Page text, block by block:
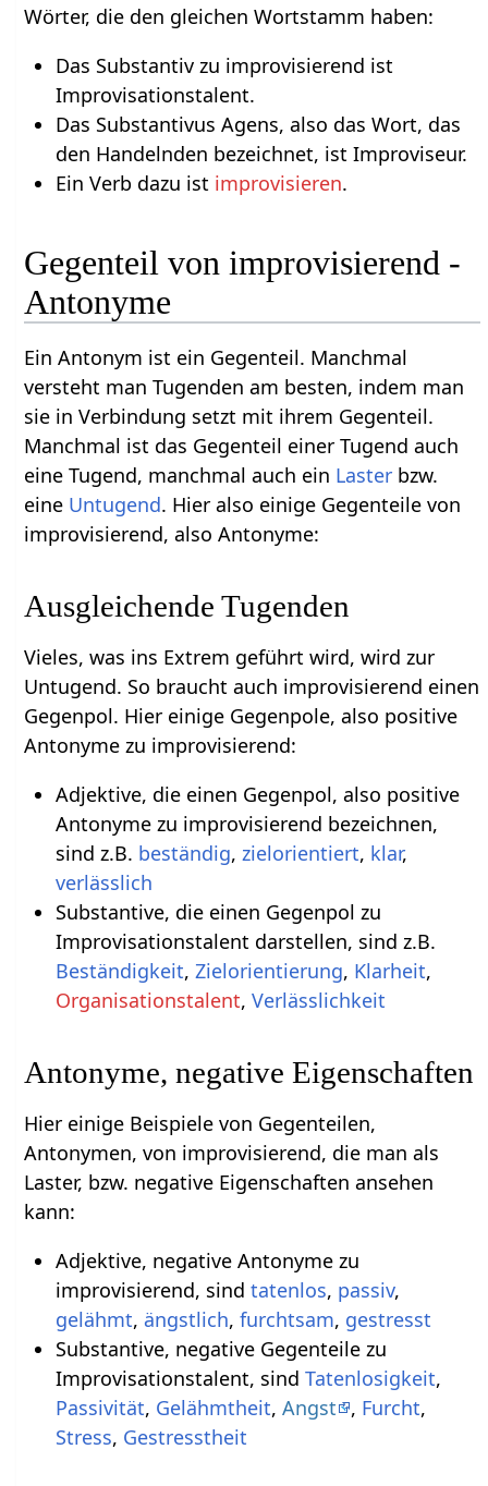
Wörter, die den gleichen Wortstamm haben:
Das Substantiv zu improvisierend ist
Improvisationstalent.
Das Substantivus Agens, also das Wort, das
den Handelnden bezeichnet, ist Improviseur.
Ein Verb dazu ist improvisieren.
Gegenteil von improvisierend -
Antonyme
Ein Antonym ist ein Gegenteil. Manchmal
versteht man Tugenden am besten, indem man
sie in Verbindung setzt mit ihrem Gegenteil.
Manchmal ist das Gegenteil einer Tugend auch
eine Tugend, manchmal auch ein Laster bzw.
eine Untugend. Hier also einige Gegenteile von
improvisierend, also Antonyme:
Ausgleichende Tugenden
Vieles, was ins Extrem geführt wird, wird zur
Untugend. So braucht auch improvisierend einen
Gegenpol. Hier einige Gegenpole, also positive
Antonyme zu improvisierend:
Adjektive, die einen Gegenpol, also positive
Antonyme zu improvisierend bezeichnen,
sind z.B. beständig, zielorientiert, klar,
verlässlich
Substantive, die einen Gegenpol zu
Improvisationstalent darstellen, sind z.B.
Beständigkeit, Zielorientierung, Klarheit,
Organisationstalent, Verlässlichkeit
Antonyme, negative Eigenschaften
Hier einige Beispiele von Gegenteilen,
Antonymen, von improvisierend, die man als
Laster, bzw. negative Eigenschaften ansehen
kann:
Adjektive, negative Antonyme zu
improvisierend, sind tatenlos, passiv,
gelähmt, ängstlich, furchtsam, gestresst
Substantive, negative Gegenteile zu
Improvisationstalent, sind Tatenlosigkeit,
Passivität, Gelähmtheit, Angst , Furcht,
Stress, Gestresstheit